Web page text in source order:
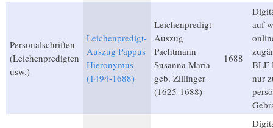
Personalschriften
(Leichenpredigten
usw.)
Leichenpredigt-
Auszug Pappus
Hieronymus
(1494-1688)
Leichenpredigt-
Auszug
Pachtmann
Susanna Maria
geb. Zillinger
(1625-1688)
1688
auf
nur